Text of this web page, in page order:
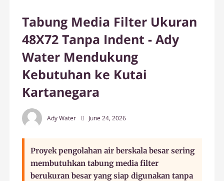
Tabung Media Filter Ukuran
48X72 Tanpa Indent - Ady
Water Mendukung
Kebutuhan ke Kutai
Kartanegara
Ady Water June 24, 2026
Proyek pengolahan air berskala besar sering
membutuhkan tabung media filter
berukuran besar yang siap digunakan tanpa